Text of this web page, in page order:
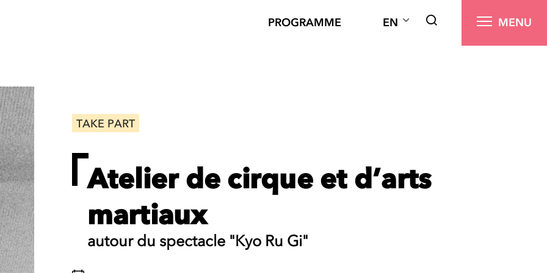
PROGRAMME EN MENU
TAKE PART
Atelier de cirque et d’arts
martiaux
autour du spectacle "Kyo Ru Gi"